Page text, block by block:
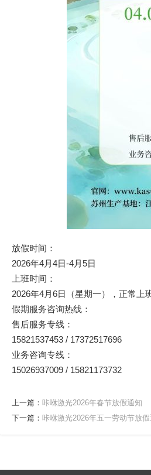
放假时间：
2026年4月4日-4月5日
上班时间：
2026年4月6日（星期一），正常上班
假期服务咨询热线：
售后服务专线：
15821537453 / 17372517696
业务咨询专线：
15026937009 / 15821173732
上一篇： 咔咻激光2026年春节放假通知
下一篇： 咔咻激光2026年五一劳动节放假